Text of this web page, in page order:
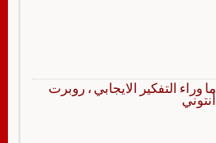
ما وراء التفكير الايجابي ، روبرت
أنتوني